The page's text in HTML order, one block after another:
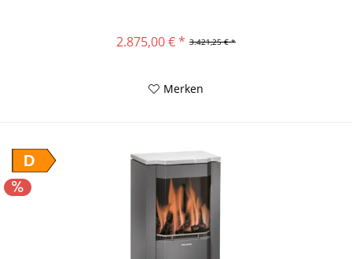
3.421,25 € *
2.875,00 € *
Merken
D